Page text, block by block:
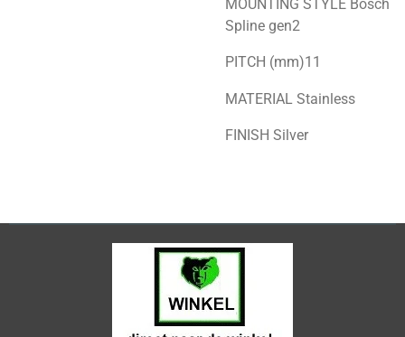
MOUNTING STYLE Bosch
Spline gen2
PITCH (mm)11
MATERIAL Stainless
FINISH Silver